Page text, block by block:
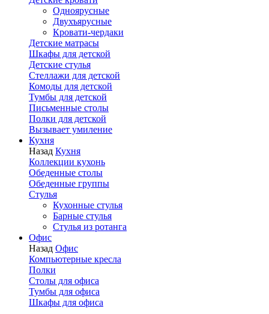
Одноярусные
Двухъярусные
Кровати-чердаки
Детские матрасы
Шкафы для детской
Детские стулья
Стеллажи для детской
Комоды для детской
Тумбы для детской
Письменные столы
Полки для детской
Вызывает умиление
Кухня
Назад Кухня
Коллекции кухонь
Обеденные столы
Обеденные группы
Стулья
Кухонные стулья
Барные стулья
Стулья из ротанга
Офис
Назад Офис
Компьютерные кресла
Полки
Столы для офиса
Тумбы для офиса
Шкафы для офиса